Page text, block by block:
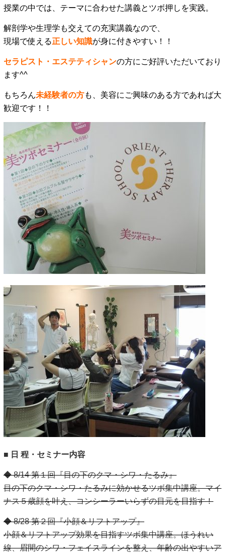
授業の中では、テーマに合わせた講義とツボ押しを実践。
解剖学や生理学も交えての充実講義なので、
現場で使える正しい知識が身に付きやすい！！
セラピスト・エステティシャンの方にご好評いただいており
ます^^
もちろん未経験者の方も、美容にご興味のある方であれば大
歓迎です！！
■ 日 程・セミナー内容
◆ 8/14第１回『目の下のクマ・シワ・たるみ』
目の下のクマ・シワ・たるみに効かせるツボ集中講座。マイ
ナス５歳顔を叶え、コンシーラーいらずの目元を目指す！
◆ 8/28 第２回『小顔＆リフトアップ』
小顔＆リフトアップ効果を目指すツボ集中講座。ほうれい
線、眉間のシワ・フェイスラインを整え、年齢の出やすいア